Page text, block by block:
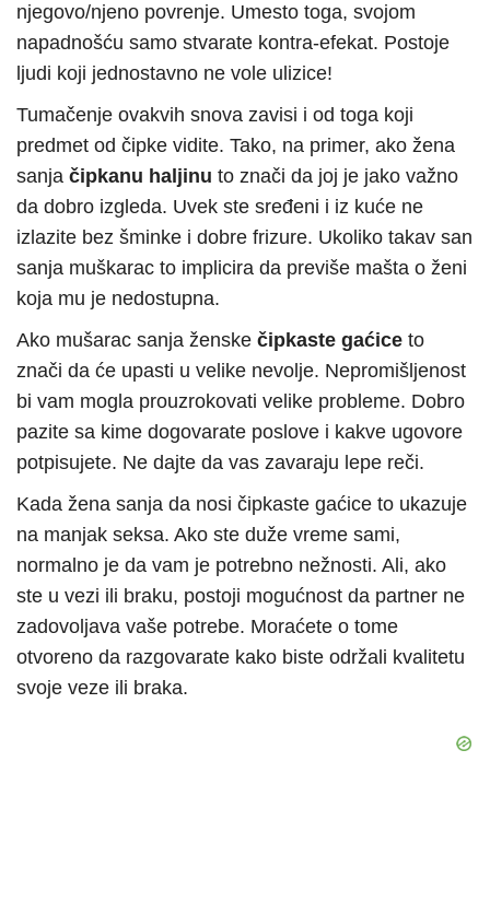
njegovo/njeno povrenje. Umesto toga, svojom
napadnošću samo stvarate kontra-efekat. Postoje
ljudi koji jednostavno ne vole ulizice!
Tumačenje ovakvih snova zavisi i od toga koji
predmet od čipke vidite. Tako, na primer, ako žena
sanja čipkanu haljinu to znači da joj je jako važno
da dobro izgleda. Uvek ste sređeni i iz kuće ne
izlazite bez šminke i dobre frizure. Ukoliko takav san
sanja muškarac to implicira da previše mašta o ženi
koja mu je nedostupna.
Ako mušarac sanja ženske čipkaste gaćice to
znači da će upasti u velike nevolje. Nepromišljenost
bi vam mogla prouzrokovati velike probleme. Dobro
pazite sa kime dogovarate poslove i kakve ugovore
potpisujete. Ne dajte da vas zavaraju lepe reči.
Kada žena sanja da nosi čipkaste gaćice to ukazuje
na manjak seksa. Ako ste duže vreme sami,
normalno je da vam je potrebno nežnosti. Ali, ako
ste u vezi ili braku, postoji mogućnost da partner ne
zadovoljava vaše potrebe. Moraćete o tome
otvoreno da razgovarate kako biste održali kvalitetu
svoje veze ili braka.